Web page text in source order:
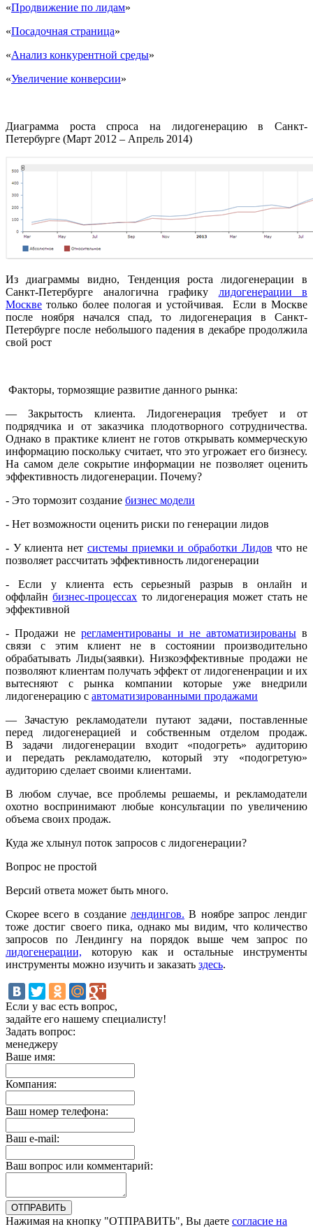
«Продвижение по лидам»
«Посадочная страница»
«Анализ конкурентной среды»
«Увеличение конверсии»
Диаграмма роста спроса на лидогенерацию в Санкт-
Петербурге (Март 2012 – Апрель 2014)
Из диаграммы видно, Тенденция роста лидогенерации в
Санкт-Петербурге аналогична графику лидогенерации в
Москве только более пологая и устойчивая. Если в Москве
после ноября начался спад, то лидогенерация в Санкт-
Петербурге после небольшого падения в декабре продолжила
свой рост
Факторы, тормозящие развитие данного рынка:
— Закрытость клиента. Лидогенерация требует и от
подрядчика и от заказчика плодотворного сотрудничества.
Однако в практике клиент не готов открывать коммерческую
информацию поскольку считает, что это угрожает его бизнесу.
На самом деле сокрытие информации не позволяет оценить
эффективность лидогенерации. Почему?
- Это тормозит создание бизнес модели
- Нет возможности оценить риски по генерации лидов
- У клиента нет системы приемки и обработки Лидов что не
позволяет рассчитать эффективность лидогенерации
- Если у клиента есть серьезный разрыв в онлайн и
оффлайнбизнес-процессах то лидогенерация может стать не
эффективной
- Продажи нерегламентированы и не автоматизированыв
связи с этим клиент не в состоянии производительно
обрабатывать Лиды(заявки). Низкоэффективные продажи не
позволяют клиентам получать эффект от лидогененрации и их
вытесняют с рынка компании которые уже внедрили
лидогенерацию с автоматизированными продажами
— Зачастую рекламодатели путают задачи, поставленные
перед лидогенерацией и собственным отделом продаж.
В задачи лидогенерации входит «подогреть» аудиторию
и передать рекламодателю, который эту «подогретую»
аудиторию сделает своими клиентами.
В любом случае, все проблемы решаемы, и рекламодатели
охотно воспринимают любые консультации по увеличению
объема своих продаж.
Куда же хлынул поток запросов с лидогенерации?
Вопрос не простой
Версий ответа может быть много.
Скорее всего в создание лендингов. В ноябре запрос лендиг
тоже достиг своего пика, однако мы видим, что количество
запросов по Лендингу на порядок выше чем запрос по
лидогенерации, которую как и остальные инструменты
инструменты можно изучить и заказать здесь.
Если у вас есть вопрос,
задайте его нашему специалисту!
Задать вопрос:
менеджеру
Ваше имя:
Компания:
Ваш номер телефона:
Ваш e-mail:
Ваш вопрос или комментарий:
Нажимая на кнопку "ОТПРАВИТЬ", Вы даете согласие на